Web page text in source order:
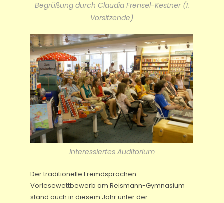
Begrüßung durch Claudia Frensel-Kestner (1.
Vorsitzende)
Interessiertes Auditorium
Der traditionelle Fremdsprachen-
Vorlesewettbewerb am Reismann-Gymnasium
stand auch in diesem Jahr unter der